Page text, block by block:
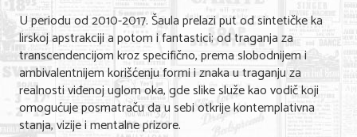
U periodu od 2010-2017. Šaula prelazi put od sintetičke ka
lirskoj apstrakciji a potom i fantastici; od traganja za
transcendencijom kroz specifično, prema slobodnijem i
ambivalentnijem korišćenju formi i znaka u traganju za
realnosti viđenoj uglom oka, gde slike služe kao vodič koji
omogućuje posmatraču da u sebi otkrije kontemplativna
stanja, vizije i mentalne prizore.